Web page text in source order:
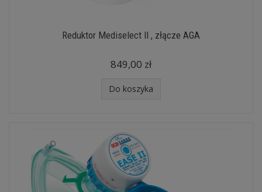
Reduktor Mediselect II , złącze AGA
849,00 zł
Do koszyka